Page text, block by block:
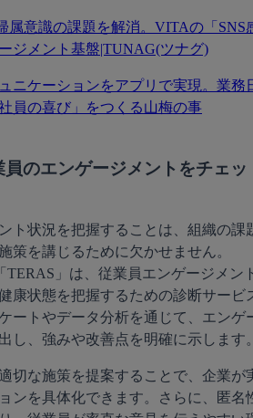
属意識の課題を解消。VITAの「SNS
ジメント基盤|TUNAG(ツナグ)
ニケーションをアプリで実現。業務
員の喜び」をつくる山梅の事
員のエンゲージメントをチェッ
ト状況を把握することは、組織の課
策を講じるために欠かせません。
TERAS」は、従業員エンゲージメン
康状態を把握するための診断サービ
ートやデータ分析を通じて、エンゲ
し、強みや改善点を明確に示します
切な施策を提案することで、企業が
ンを具体化できます。さらに、匿名